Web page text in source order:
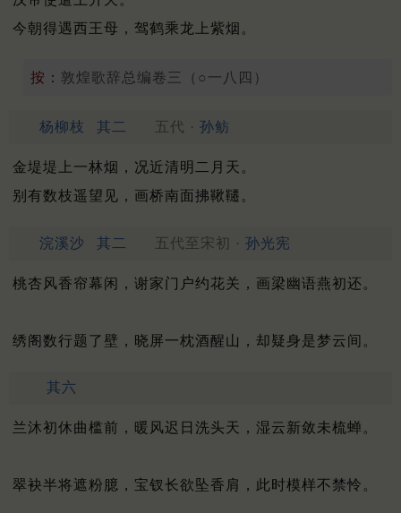
今朝得遇西王母，驾鹤乘龙上紫烟。
按： 敦煌歌辞总编卷三（○一八四）
杨柳枝 其二 五代 · 孙鲂
金堤堤上一林烟，况近清明二月天。
别有数枝遥望见，画桥南面拂鞦韆。
浣溪沙 其二 五代至宋初 · 孙光宪
桃杏风香帘幕闲，谢家门户约花关，画梁幽语燕初还。
绣阁数行题了壁，晓屏一枕酒醒山，却疑身是梦云间。
其六
兰沐初休曲槛前，暖风迟日洗头天，湿云新敛未梳蝉。
翠袂半将遮粉臆，宝钗长欲坠香肩，此时模样不禁怜。